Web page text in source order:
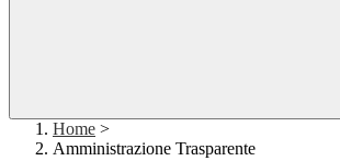
Home >
Amministrazione Trasparente